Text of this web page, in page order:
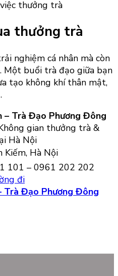
thưởng trà
nghiệm cá nhân mà còn
Một buổi trà đạo giữa bạn
tạo không khí thân mật,
– Trà Đạo Phương Đông
gian thưởng trà &
Hà Nội
Kiếm, Hà Nội
101 – 0961 202 202
đi
Trà Đạo Phương Đông